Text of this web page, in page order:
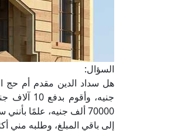
السؤال:
إلى باقي المبلغ، وطلبه مني